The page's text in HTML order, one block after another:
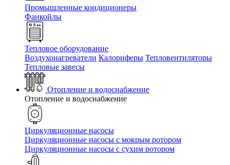
Промышленные кондиционеры
Фанкойлы
Тепловое оборудование
Воздухонагреватели Калориферы Тепловентиляторы
Тепловые завесы
Отопление и водоснабжение
Отопление и водоснабжение
Циркуляционные насосы
Циркуляционные насосы с мокрым ротором
Циркуляционные насосы с сухим ротором